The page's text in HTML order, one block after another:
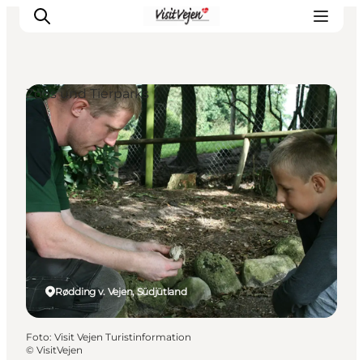
Restaurants
Schlafen
Nature
Städte
Events
Explore
Rødding v. Vejen, Südjütland
Zoos und Tierparks
Foto: Visit Vejen Turistinformation
© VisitVejen